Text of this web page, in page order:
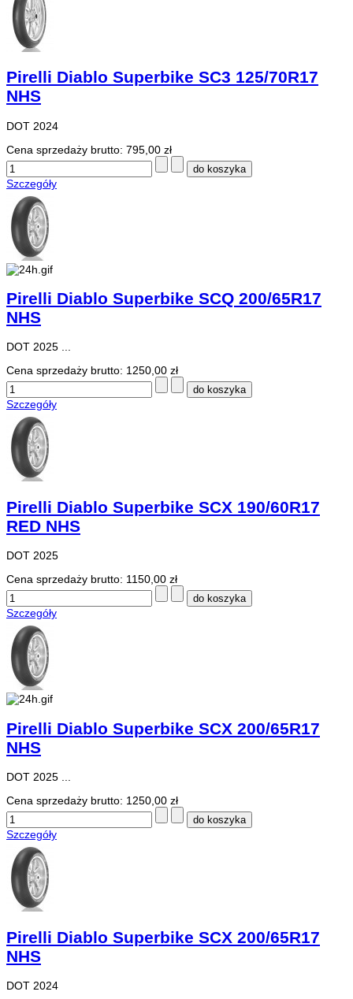
Pirelli Diablo Superbike SC3 125/70R17
NHS
DOT 2024
Cena sprzedaży brutto: 795,00 zł
Szczegóły
Pirelli Diablo Superbike SCQ 200/65R17
NHS
DOT 2025 ...
Cena sprzedaży brutto: 1250,00 zł
Szczegóły
Pirelli Diablo Superbike SCX 190/60R17
RED NHS
DOT 2025
Cena sprzedaży brutto: 1150,00 zł
Szczegóły
Pirelli Diablo Superbike SCX 200/65R17
NHS
DOT 2025 ...
Cena sprzedaży brutto: 1250,00 zł
Szczegóły
Pirelli Diablo Superbike SCX 200/65R17
NHS
DOT 2024